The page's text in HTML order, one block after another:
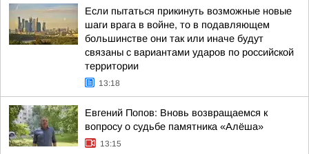
Если пытаться прикинуть возможные новые
шаги врага в войне, то в подавляющем
большинстве они так или иначе будут
связаны с вариантами ударов по российской
территории
13:18
Евгений Попов: Вновь возвращаемся к
вопросу о судьбе памятника «Алёша»
13:15